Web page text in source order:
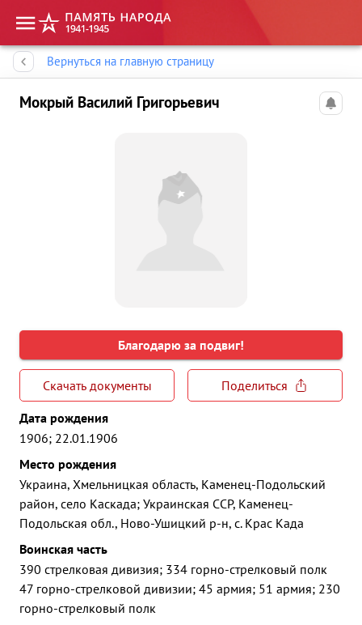
Вернуться на главную страницу
Мокрый Василий Григорьевич
Благодарю за подвиг!
Скачать документы
Поделиться
Дата рождения
1906; 22.01.1906
Место рождения
Украина, Хмельницкая область, Каменец-Подольский
район, село Каскада; Украинская ССР, Каменец-
Подольская обл., Ново-Ушицкий р-н, с. Крас Када
Воинская часть
390 стрелковая дивизия; 334 горно-стрелковый полк
47 горно-стрелковой дивизии; 45 армия; 51 армия; 230
горно-стрелковый полк
Память народа